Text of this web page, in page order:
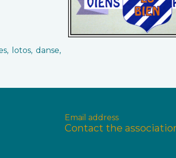
lotos, danse,
Email address
Contact the